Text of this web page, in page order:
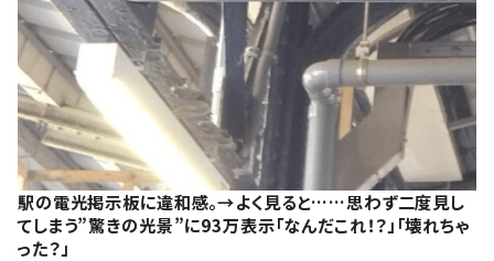
駅の電光掲示板に違和感。→よく見ると……思わず二度見し
てしまう”驚きの光景”に93万表示「なんだこれ！？」「壊れちゃ
った？」